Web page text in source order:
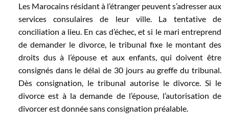
Les Marocains résidant à l’étranger peuvent s’adresser aux
services consulaires de leur ville. La tentative de
conciliation a lieu. En cas d’échec, et si le mari entreprend
de demander le divorce, le tribunal fixe le montant des
droits dus à l’épouse et aux enfants, qui doivent être
consignés dans le délai de 30 jours au greffe du tribunal.
Dès consignation, le tribunal autorise le divorce. Si le
divorce est à la demande de l’épouse, l’autorisation de
divorcer est donnée sans consignation préalable.